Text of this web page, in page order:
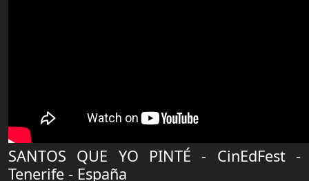
SANTOS QUE YO PINTÉ - CinEdFest -
Tenerife - España